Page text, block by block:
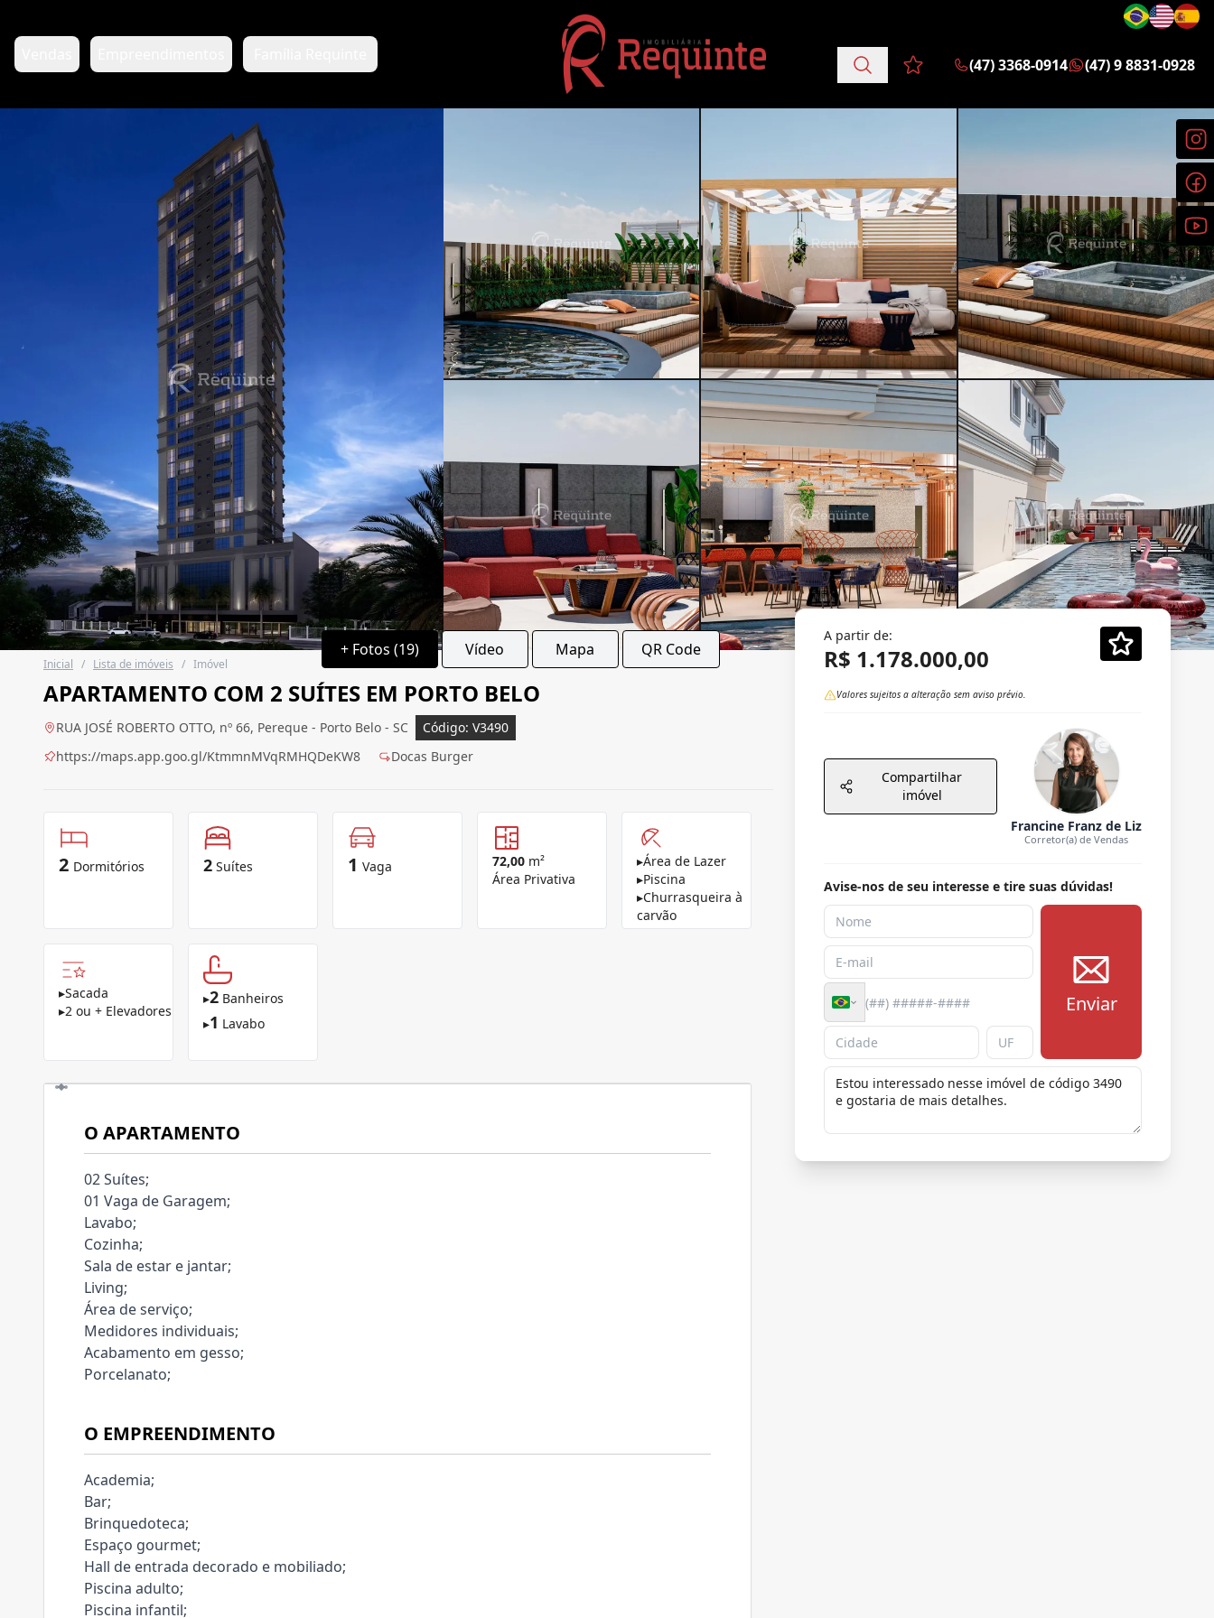
Favoritos (0 itens)
(47) 3368-0914 (47) 9 8831-0928
+ Fotos (19) Vídeo Mapa QR Code
Inicial / Lista de imóveis / Imóvel
APARTAMENTO COM 2 SUÍTES EM PORTO BELO
RUA JOSÉ ROBERTO OTTO, nº 66, Pereque - Porto Belo - SC
Código: V3490
https://maps.app.goo.gl/KtmmnMVqRMHQDeKW8
Docas Burger
2 Dormitórios 2 Suítes 1 Vaga 72,00 m²
Área Privativa
▸Área de Lazer
▸Piscina
▸Churrasqueira à
carvão
▸Sacada
▸2 ou + Elevadores
▸2 Banheiros
▸1 Lavabo
O APARTAMENTO
02 Suítes;
01 Vaga de Garagem;
Lavabo;
Cozinha;
Sala de estar e jantar;
Living;
Área de serviço;
Medidores individuais;
Acabamento em gesso;
Porcelanato;
O EMPREENDIMENTO
Academia;
Bar;
Brinquedoteca;
Espaço gourmet;
Hall de entrada decorado e mobiliado;
Piscina adulto;
Piscina infantil;
A partir de:
R$ 1.178.000,00
Valores sujeitos a alteração sem aviso prévio.
Compartilhar
imóvel
Francine Franz de Liz
Corretor(a) de Vendas
Avise-nos de seu interesse e tire suas dúvidas!
Enviar